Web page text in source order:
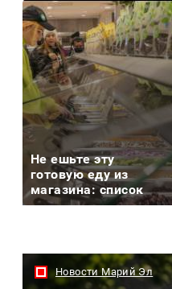
Не ешьте эту
готовую еду из
магазина: список
Новости Марий Эл